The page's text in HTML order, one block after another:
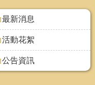
最新消息
活動花絮
公告資訊